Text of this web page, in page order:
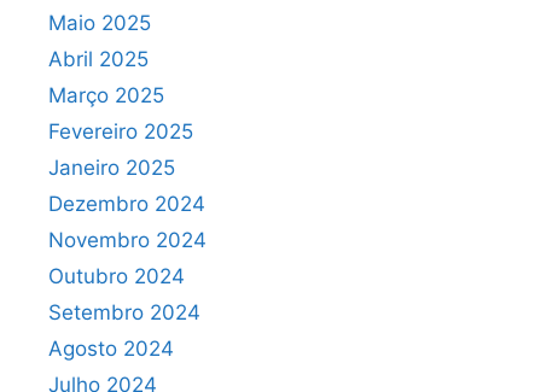
Maio 2025
Abril 2025
Março 2025
Fevereiro 2025
Janeiro 2025
Dezembro 2024
Novembro 2024
Outubro 2024
Setembro 2024
Agosto 2024
Julho 2024